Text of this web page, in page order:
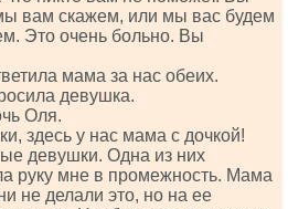
вам скажем, или мы вас будем
Это очень больно. Вы
мама за нас обеих.
девушка.
Оля.
здесь у нас мама с дочкой!
девушки. Одна из них
руку мне в промежность. Мама
не делали это, но на ее